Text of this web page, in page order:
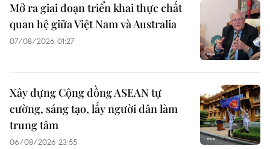
Mở ra giai đoạn triển khai thực chất
quan hệ giữa Việt Nam và Australia
07/08/2026 01:27
Xây dựng Cộng đồng ASEAN tự
cường, sáng tạo, lấy người dân làm
trung tâm
06/08/2026 23:55